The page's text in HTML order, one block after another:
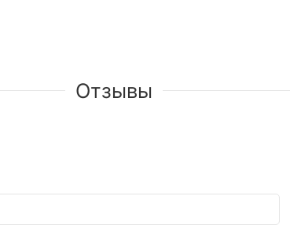
Отзывы